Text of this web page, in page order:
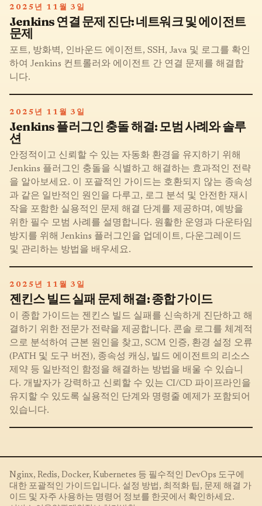
2025년 11월 3일
Jenkins 연결 문제 진단: 네트워크 및 에이전트
문제
포트, 방화벽, 인바운드 에이전트, SSH, Java 및 로그를 확인
하여 Jenkins 컨트롤러와 에이전트 간 연결 문제를 해결합
니다.
2025년 11월 3일
Jenkins 플러그인 충돌 해결: 모범 사례와 솔루
션
안정적이고 신뢰할 수 있는 자동화 환경을 유지하기 위해
Jenkins 플러그인 충돌을 식별하고 해결하는 효과적인 전략
을 알아보세요. 이 포괄적인 가이드는 호환되지 않는 종속성
과 같은 일반적인 원인을 다루고, 로그 분석 및 안전한 재시
작을 포함한 실용적인 문제 해결 단계를 제공하며, 예방을
위한 필수 모범 사례를 설명합니다. 원활한 운영과 다운타임
방지를 위해 Jenkins 플러그인을 업데이트, 다운그레이드
및 관리하는 방법을 배우세요.
2025년 11월 3일
젠킨스 빌드 실패 문제 해결: 종합 가이드
이 종합 가이드는 젠킨스 빌드 실패를 신속하게 진단하고 해
결하기 위한 전문가 전략을 제공합니다. 콘솔 로그를 체계적
으로 분석하여 근본 원인을 찾고, SCM 인증, 환경 설정 오류
(PATH 및 도구 버전), 종속성 캐싱, 빌드 에이전트의 리소스
제약 등 일반적인 함정을 해결하는 방법을 배울 수 있습니
다. 개발자가 강력하고 신뢰할 수 있는 CI/CD 파이프라인을
유지할 수 있도록 실용적인 단계와 명령줄 예제가 포함되어
있습니다.
Nginx, Redis, Docker, Kubernetes 등 필수적인 DevOps 도구에
대한 포괄적인 가이드입니다. 설정 방법, 최적화 팁, 문제 해결 가
이드 및 자주 사용하는 명령어 정보를 한곳에서 확인하세요.